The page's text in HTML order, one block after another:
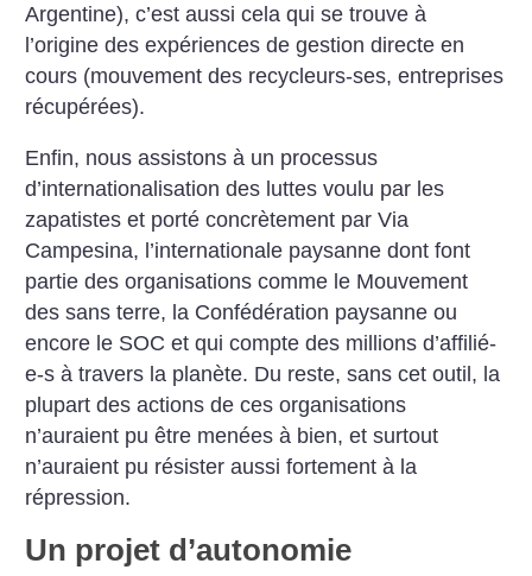
Argentine), c’est aussi cela qui se trouve à
l’origine des expériences de gestion directe en
cours (mouvement des recycleurs-ses, entreprises
récupérées).
Enfin, nous assistons à un processus
d’internationalisation des luttes voulu par les
zapatistes et porté concrètement par Via
Campesina, l’internationale paysanne dont font
partie des organisations comme le Mouvement
des sans terre, la Confédération paysanne ou
encore le SOC et qui compte des millions d’affilié-
e-s à travers la planète. Du reste, sans cet outil, la
plupart des actions de ces organisations
n’auraient pu être menées à bien, et surtout
n’auraient pu résister aussi fortement à la
répression.
Un projet d’autonomie